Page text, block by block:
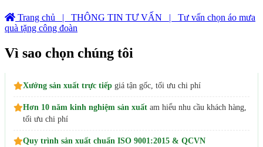
Trang chủ | THÔNG TIN TƯ VẤN
| Tư vấn chọn áo mưa
quà tặng công đoàn
Vì sao chọn chúng tôi
Xưởng sản xuất trực tiếp giá tận gốc, tối ưu chi phí
Hơn 10 năm kinh nghiệm sản xuất am hiểu nhu cầu khách hàng,
tối ưu chi phí
Quy trình sản xuất chuẩn ISO 9001:2015 & QCVN